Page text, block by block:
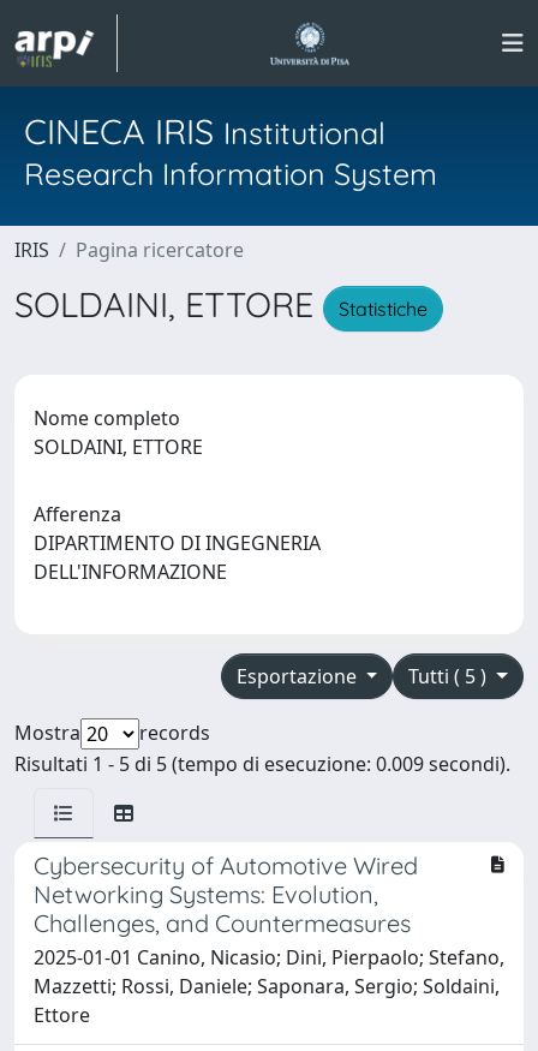
CINECA IRIS Institutional
Research Information System
IRIS Pagina ricercatore
SOLDAINI, ETTORE Statistiche
Nome completo
SOLDAINI, ETTORE
Afferenza
DIPARTIMENTO DI INGEGNERIA
DELL'INFORMAZIONE
Tutti ( 5 )
Esportazione
Mostra
records
Risultati 1 - 5 di 5 (tempo di esecuzione: 0.009 secondi).
Cybersecurity of Automotive Wired
Networking Systems: Evolution,
Challenges, and Countermeasures
2025-01-01 Canino, Nicasio; Dini, Pierpaolo; Stefano,
Mazzetti; Rossi, Daniele; Saponara, Sergio; Soldaini,
Ettore